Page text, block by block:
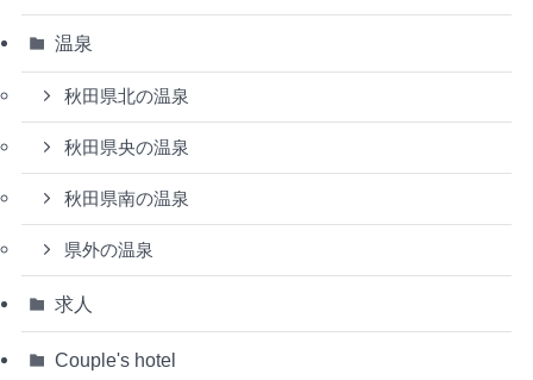
温泉
秋田県北の温泉
秋田県央の温泉
秋田県南の温泉
県外の温泉
求人
Couple's hotel